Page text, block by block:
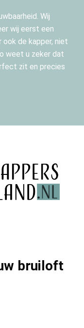
Wij
wij eerst een
de kapper, niet
weet u zeker dat
zit en precies
bruiloft